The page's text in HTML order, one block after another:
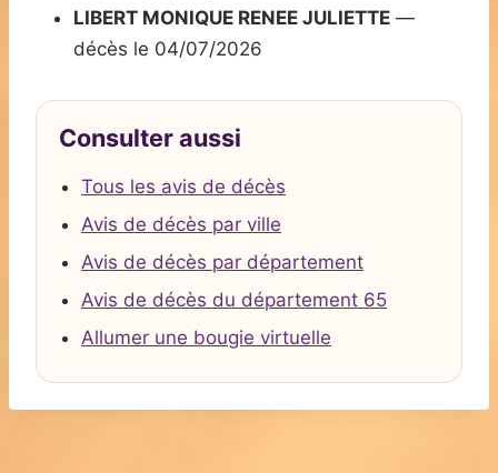
LIBERT MONIQUE RENEE JULIETTE —
décès le 04/07/2026
Consulter aussi
Tous les avis de décès
Avis de décès par ville
Avis de décès par département
Avis de décès du département 65
Allumer une bougie virtuelle